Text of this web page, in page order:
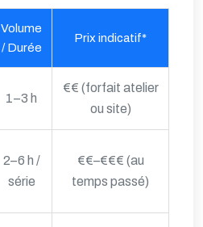
Volume
/ Durée
Prix indicatif*
1–3 h
€€ (forfait atelier
ou site)
2–6 h /
série
€€–€€€ (au
temps passé)